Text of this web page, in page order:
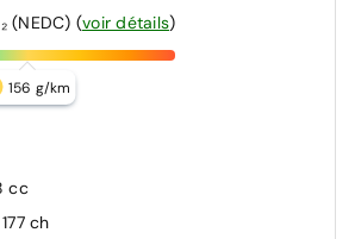
(NEDC) (voir détails)
156 g/km
cc
ch